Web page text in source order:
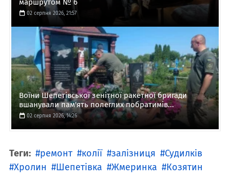
маршрутом № 6
02 серпня 2026, 21:57
Воїни Шепетівської зенітної ракетної бригади
вшанували пам'ять полеглих побратимів...
02 серпня 2026, 14:26
Теги: ремонт колії залізниця
Судилків
Хролин
Шепетівка Жмеринка
Козятин